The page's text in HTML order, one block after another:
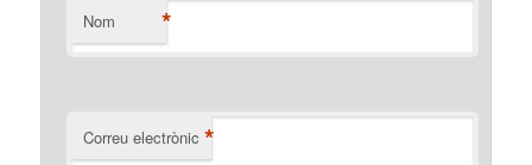
Nom *
Correu electrònic *